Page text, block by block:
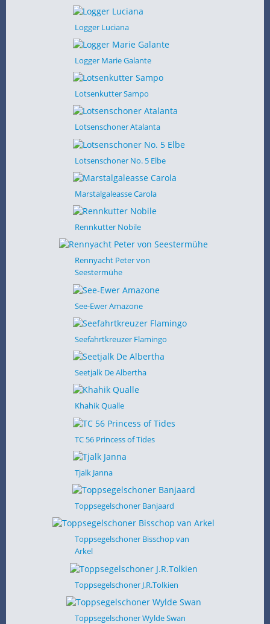
Logger Luciana
Logger Marie Galante
Lotsenkutter Sampo
Lotsenschoner Atalanta
Lotsenschoner No. 5 Elbe
Marstalgaleasse Carola
Rennkutter Nobile
Rennyacht Peter von
Seestermühe
See-Ewer Amazone
Seefahrtkreuzer Flamingo
Seetjalk De Albertha
Khahik Qualle
TC 56 Princess of Tides
Tjalk Janna
Toppsegelschoner Banjaard
Toppsegelschoner Bisschop van
Arkel
Toppsegelschoner J.R.Tolkien
Toppsegelschoner Wylde Swan